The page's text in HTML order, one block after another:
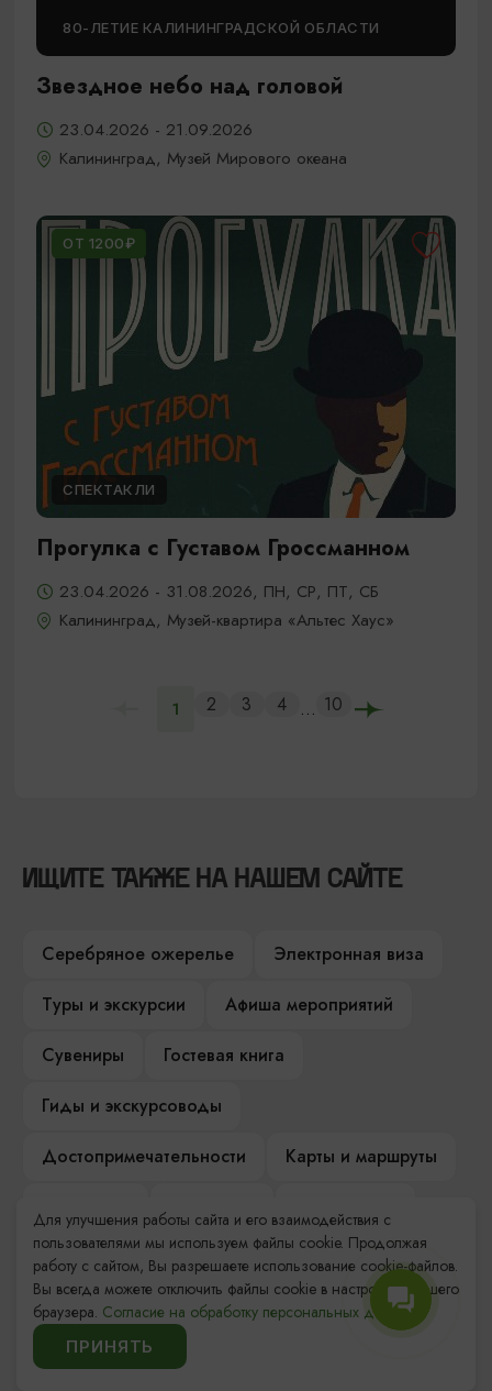
80-ЛЕТИЕ КАЛИНИНГРАДСКОЙ ОБЛАСТИ
Звездное небо над головой
23.04.2026 - 21.09.2026
Калининград, Музей Мирового океана
ОТ 1200₽
СПЕКТАКЛИ
Прогулка с Густавом Гроссманном
23.04.2026 - 31.08.2026, ПН, СР, ПТ, СБ
Калининград, Музей-квартира «Альтес Хаус»
1 2 3 4 ... 10
ИЩИТЕ ТАКЖЕ НА НАШЕМ САЙТЕ
Серебряное ожерелье
Электронная виза
Туры и экскурсии
Афиша мероприятий
Сувениры
Гостевая книга
Гиды и экскурсоводы
Достопримечательности
Карты и маршруты
Компас Балтийской кухни
Настоящий Калининградец
Музеи
Для улучшения работы сайта и его взаимодействия с
пользователями мы используем файлы cookie. Продолжая
работу с сайтом, Вы разрешаете использование cookie-файлов.
Вы всегда можете отключить файлы cookie в настройках Вашего
браузера. Согласие на обработку персональных данных.
ПРИНЯТЬ